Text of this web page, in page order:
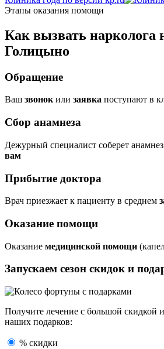
Этапы оказания помощи
Как вызвать нарколога
Голицыно
Обращение
Ваш звонокили заявка поступают в
Сбор анамнеза
Дежурный специалист соберет
вам
Прибытие доктора
Врач приезжает к пациенту в среднем
Оказание помощи
Оказание медицинской помощи
Запускаем сезон скидок и
Получите лечение с большой скидкой
наших подарков:
% скидки